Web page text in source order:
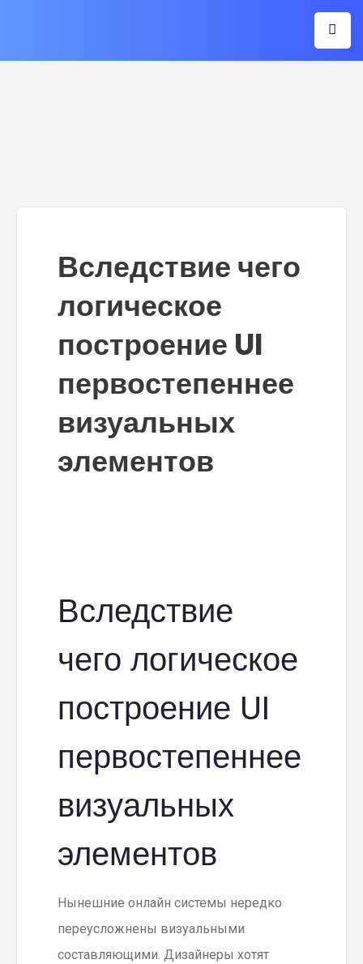
Вследствие чего
логическое
построение UI
первостепеннее
визуальных
элементов
Вследствие
чего логическое
построение UI
первостепеннее
визуальных
элементов
Нынешние онлайн системы нередко
переусложнены визуальными
составляющими. Дизайнеры хотят